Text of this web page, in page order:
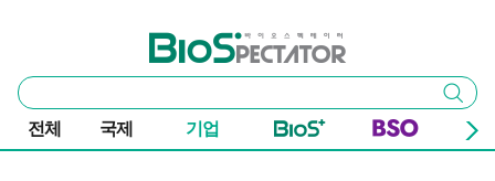
바이오스펙테이터
통
합
검
색
검색
전체 국제 기업